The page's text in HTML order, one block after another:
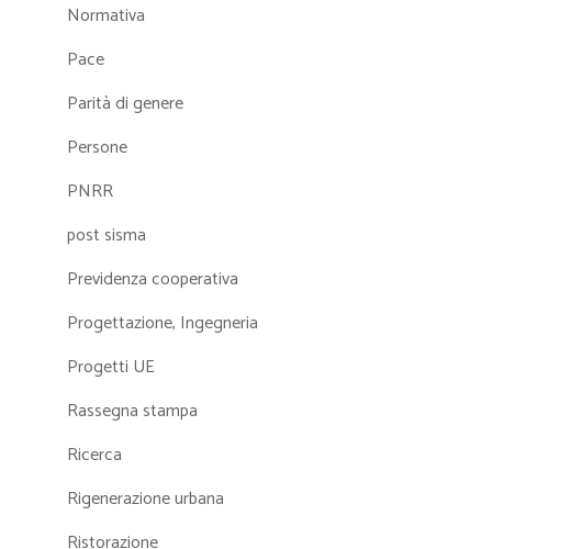
Normativa
Pace
Parità di genere
Persone
PNRR
post sisma
Previdenza cooperativa
Progettazione, Ingegneria
Progetti UE
Rassegna stampa
Ricerca
Rigenerazione urbana
Ristorazione